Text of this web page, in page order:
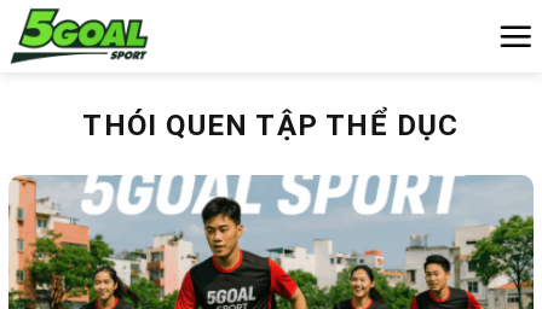
Chuyển
đến
THÓI QUEN TẬP THỂ DỤC